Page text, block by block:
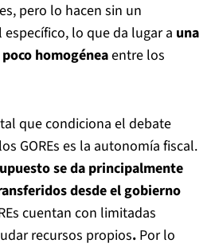
pero lo hacen sin un
lo que da lugar a una
homogéneaentre los
que condiciona el debate
GOREs es la autonomía fiscal.
se da principalmente
desde el gobierno
cuentan con limitadas
recursos propios. Por lo